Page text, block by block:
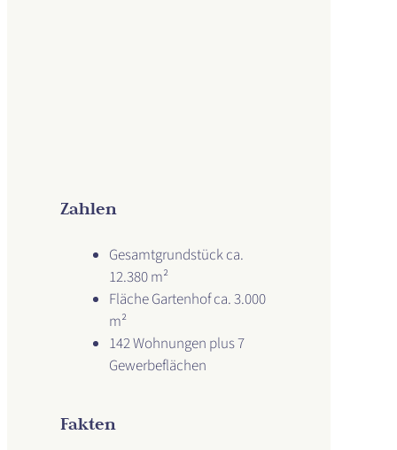
Zahlen
Gesamtgrundstück ca.
12.380 m²
Fläche Gartenhof ca. 3.000
m²
142 Wohnungen plus 7
Gewerbeflächen
Fakten